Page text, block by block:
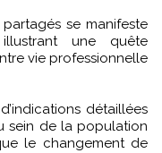
se manifeste
une quête
vie professionnelle
détaillées
sein de la population
le changement de